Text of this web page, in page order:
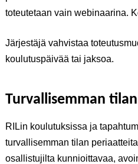
toteutetaan vain webinaarina.
Järjestäjä vahvistaa
koulutuspäivää tai jaksoa.
Turvallisemman
RILin koulutuksissa ja
turvallisemman tilan
osallistujilta kunnioittavaa,